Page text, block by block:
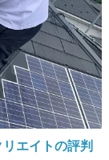
エイトの評判